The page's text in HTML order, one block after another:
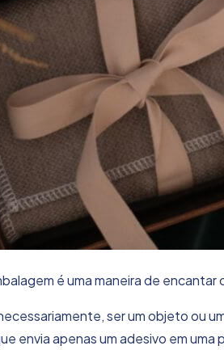
é uma maneira de encantar
ser um objeto ou
envia apenas um adesivo em